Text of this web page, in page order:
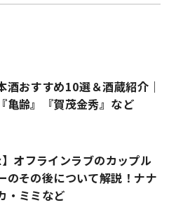
酒おすすめ10選＆酒蔵紹介｜
亀齢』『賀茂金秀』など
オフラインラブのカップル
のその後について解説！ナナ
・ミミなど